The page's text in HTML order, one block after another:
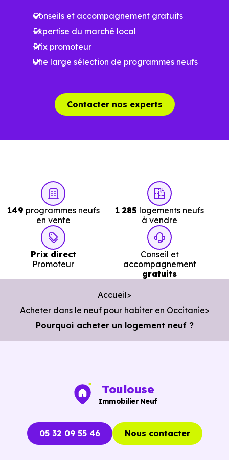
Conseils et accompagnement gratuits
Expertise du marché local
Prix promoteur
Une large sélection de programmes neufs
Contacter nos experts
149 programmes neufs
en vente
1 285 logements neufs
à vendre
Prix direct
Promoteur
Conseil et
accompagnement
gratuits
Accueil
Acheter dans le neuf pour habiter en Occitanie
Pourquoi acheter un logement neuf ?
Toulouse
Immobilier Neuf
05 32 09 55 46 Nous contacter